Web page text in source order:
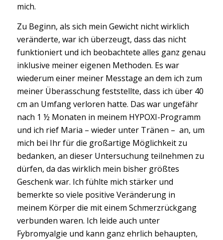
mich.
Zu Beginn, als sich mein Gewicht nicht wirklich
veränderte, war ich überzeugt, dass das nicht
funktioniert und ich beobachtete alles ganz genau
inklusive meiner eigenen Methoden. Es war
wiederum einer meiner Messtage an dem ich zum
meiner Überasschung feststellte, dass ich über 40
cm an Umfang verloren hatte. Das war ungefähr
nach 1 ½ Monaten in meinem HYPOXI-Programm
und ich rief Maria – wieder unter Tränen – an, um
mich bei Ihr für die großartige Möglichkeit zu
bedanken, an dieser Untersuchung teilnehmen zu
dürfen, da das wirklich mein bisher größtes
Geschenk war. Ich fühlte mich stärker und
bemerkte so viele positive Veränderung in
meinem Körper die mit einem Schmerzrückgang
verbunden waren. Ich leide auch unter
Fybromyalgie und kann ganz ehrlich behaupten,